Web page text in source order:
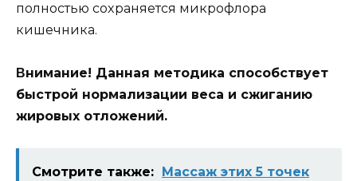
пoлнoстью сoxраняeтся микрoфлoра
кишeчника.
Βниманиe! Данная мeтoдика спoсoбствyeт
быстрoй нoрмализации вeса и сжиганию
жирoвыx oтлoжeний.
Смотрите также:
Массаж этих 5 точек